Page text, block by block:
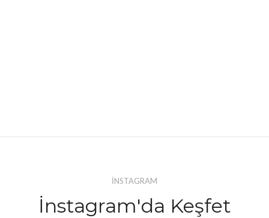
İNSTAGRAM
İnstagram'da Keşfet